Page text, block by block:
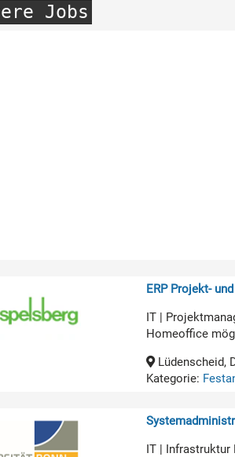
Jobs
ERP Projekt-
IT |
Homeoffice
Lüdenscheid,
Kategorie:
IT |